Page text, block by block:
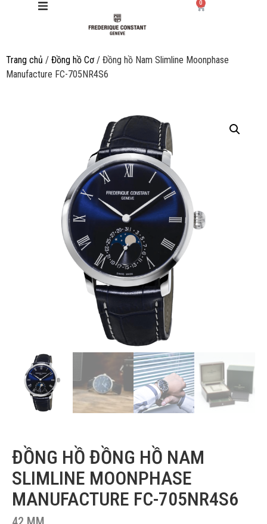
Giới thiệu
0
Trang chủ / Đồng hồ Cơ / Đồng hồ Nam Slimline Moonphase
Manufacture FC-705NR4S6
ĐỒNG HỒ ĐỒNG HỒ NAM
SLIMLINE MOONPHASE
MANUFACTURE FC-705NR4S6